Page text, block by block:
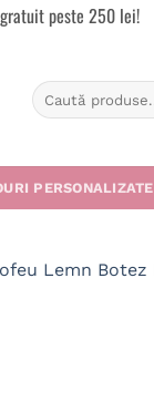
peste 250 lei!
Caută
după:
PERSONALIZATE